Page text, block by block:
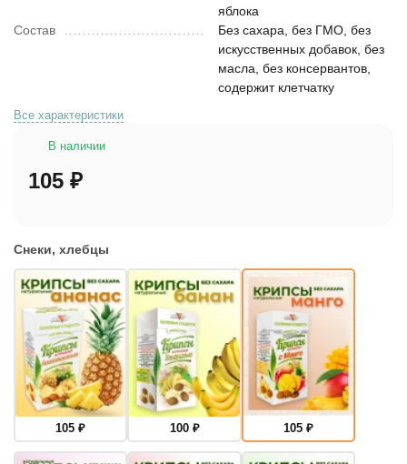
яблока
Состав
Без сахара, без ГМО, без
искусственных добавок, без
масла, без консервантов,
содержит клетчатку
Все характеристики
В наличии
105 ₽
Снеки, хлебцы
105₽ 100 ₽ 105 ₽